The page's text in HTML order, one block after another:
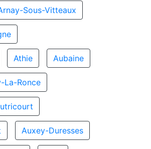
Sous-Vitteaux
Athie Aubaine
La-Ronce
Auxey-Duresses